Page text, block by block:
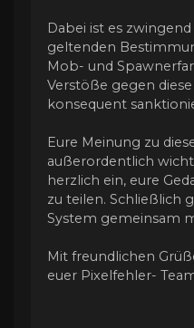
Dabei ist es
geltenden
Mob- und
Verstöße gegen
konsequent
Eure Meinung zu
außerordentlich
herzlich ein, eure
zu teilen. Schließlich
System gemeinsam
Mit freundlichen
euer Pixelfehler-